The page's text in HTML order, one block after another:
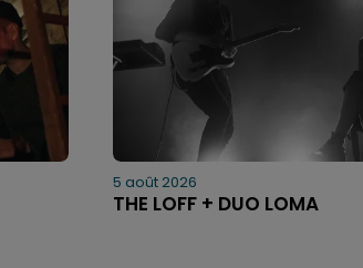
5 août 2026
THE LOFF + DUO LOMA